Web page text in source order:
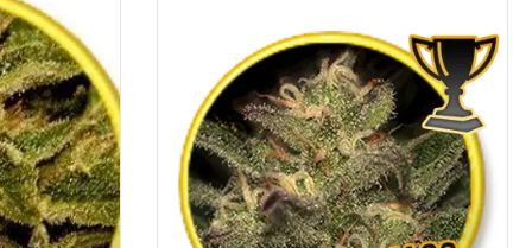
186,90 zł